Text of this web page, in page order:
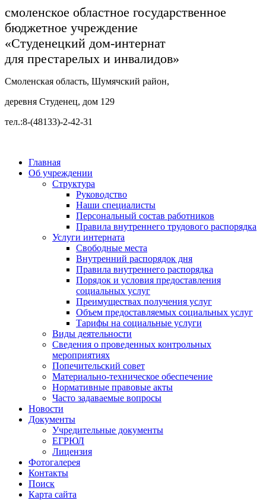
смоленское областное государственное
бюджетное учреждение
«Студенецкий дом-интернат
для престарелых и инвалидов»
Смоленская область, Шумячский район,
деревня Студенец, дом 129
тел.:8-(48133)-2-42-31
Главная
Об учреждении
Структура
Руководство
Наши специалисты
Персональный состав работников
Правила внутреннего трудового распорядка
Услуги интерната
Свободные места
Внутренний распорядок дня
Правила внутреннего распорядка
Порядок и условия предоставления
социальных услуг
Преимуществах получения услуг
Объем предоставляемых социальных услуг
Тарифы на социальные услуги
Виды деятельности
Сведения о проведенных контрольных
мероприятиях
Попечительский совет
Материально-техническое обеспечение
Нормативные правовые акты
Часто задаваемые вопросы
Новости
Документы
Учредительные документы
ЕГРЮЛ
Лицензия
Фотогалерея
Контакты
Поиск
Карта сайта